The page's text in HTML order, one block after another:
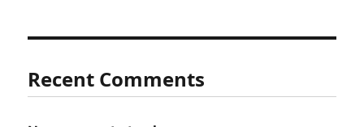
Recent Comments